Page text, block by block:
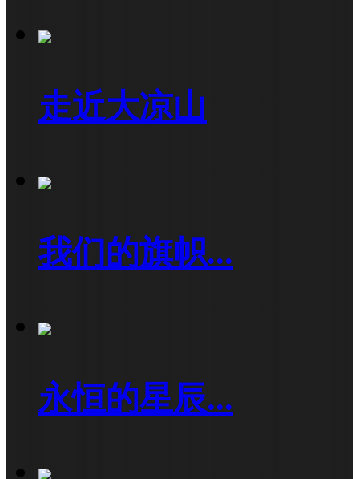
走近大凉山
我们的旗帜...
永恒的星辰...